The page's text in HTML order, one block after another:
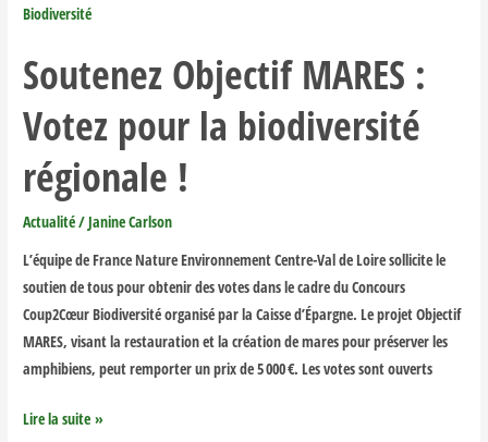
Soutenez Objectif MARES :
Votez pour la biodiversité
régionale !
Actualité/Janine Carlson
L’équipe de France Nature Environnement Centre-Val de Loire sollicite le
soutien de tous pour obtenir des votes dans le cadre du Concours
Coup2Cœur Biodiversité organisé par la Caisse d’Épargne. Le projet Objectif
MARES, visant la restauration et la création de mares pour préserver les
amphibiens, peut remporter un prix de 5 000 €. Les votes sont ouverts
Objectif
:
Votez
pour
biodiversité
régionale
!
Lire la suite »